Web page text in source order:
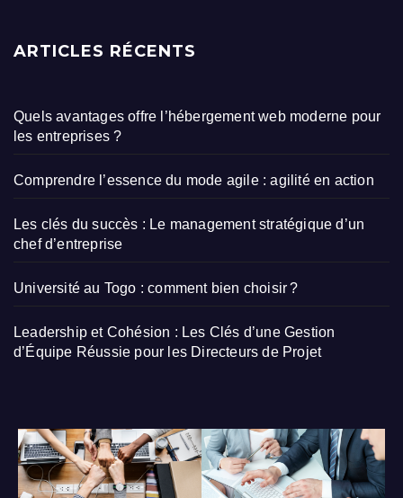
ARTICLES RÉCENTS
Quels avantages offre l’hébergement web moderne pour
les entreprises ?
Comprendre l’essence du mode agile : agilité en action
Les clés du succès : Le management stratégique d’un
chef d’entreprise
Université au Togo : comment bien choisir ?
Leadership et Cohésion : Les Clés d’une Gestion
d’Équipe Réussie pour les Directeurs de Projet